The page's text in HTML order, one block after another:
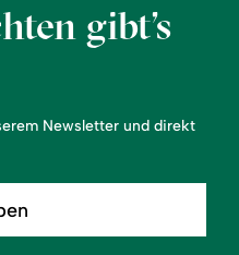
gibt’s
Newsletter und direkt